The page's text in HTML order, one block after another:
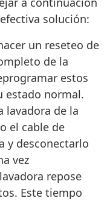
solución:
un reseteo de
de la
estos
estado normal.
lavadora de la
el cable de
y desconectarlo
vez
repose
Este tiempo